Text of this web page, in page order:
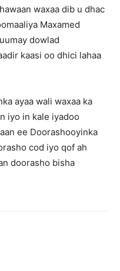
waxaa dib u dhac
Maxamed
dowlad
kaasi oo dhici lahaa
ayaa wali waxaa ka
iyo in kale iyadoo
ee Doorashooyinka
cod iyo qof ah
doorasho bisha